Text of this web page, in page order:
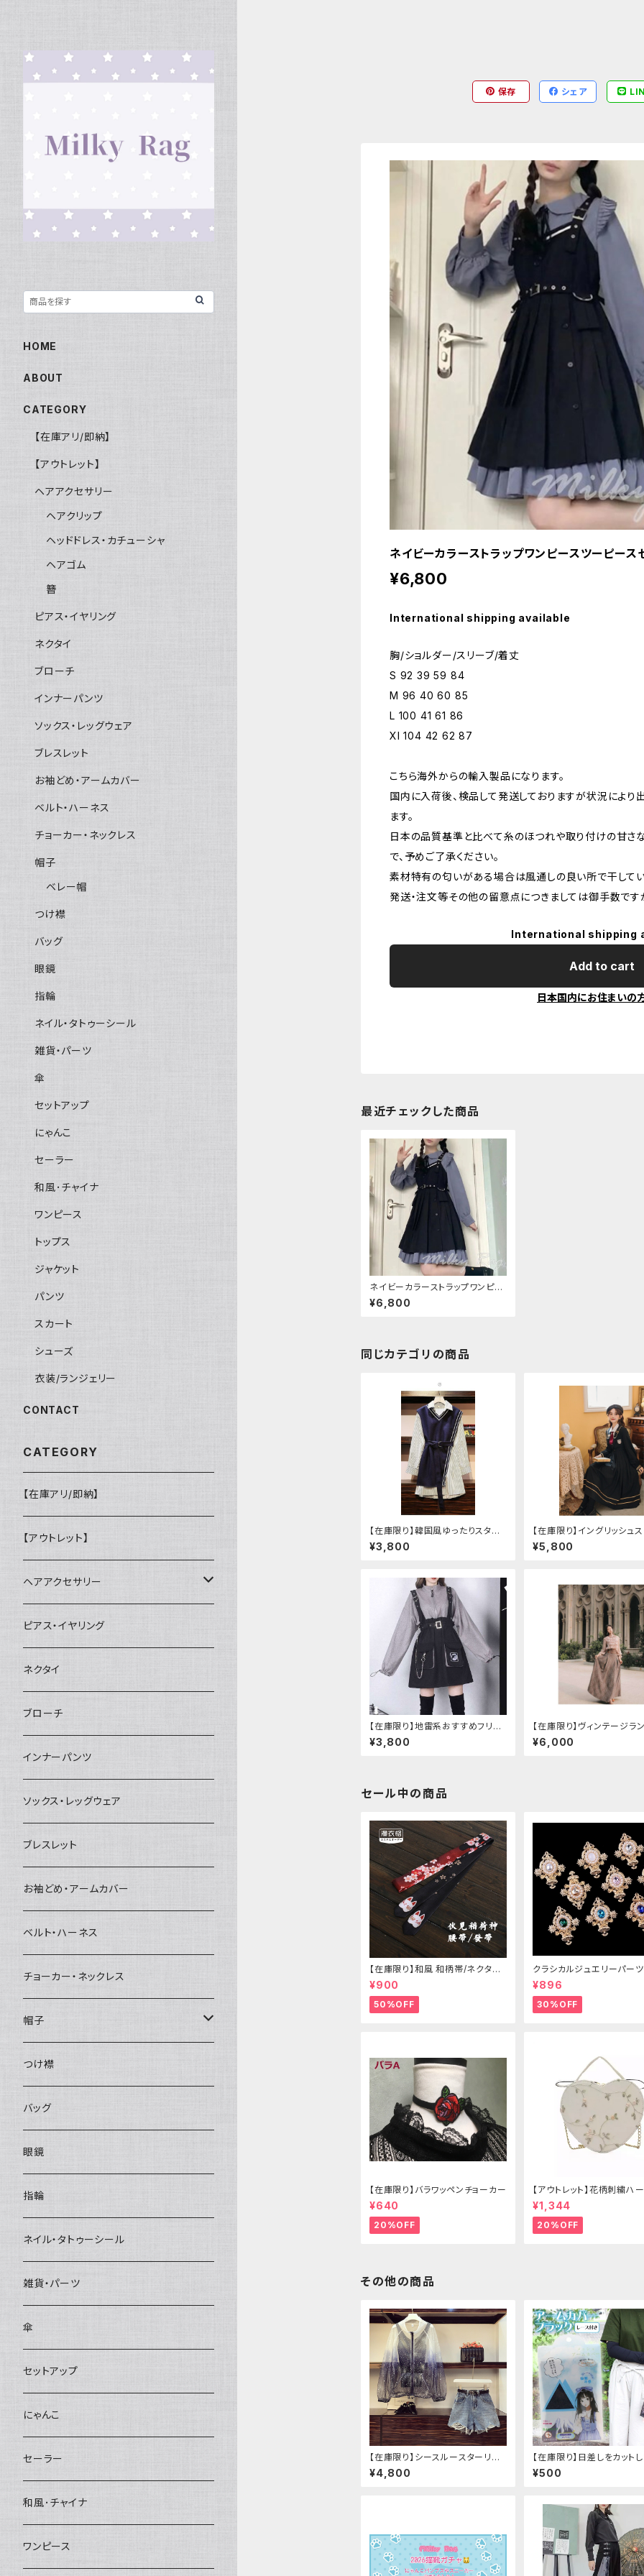
保存 シェア
ネイビーカラーストラップワンピースツーピース
¥6,800
International shipping available
胸/ショルダー/スリーブ/着丈
S 92 39 59 84
M 96 40 60 85
L 100 41 61 86
Xl 104 42 62 87
こちら海外からの輸入製品になります。
国内に入荷後、検品して発送しておりますが状況によ
ます。
日本の品質基準と比べて糸のほつれや取り付けの甘さ
で、予めご了承ください。
素材特有の匂いがある場合は風通しの良い所で干してい
発送・注文等その他の留意点につきましては御手数で
International shipping
Add to cart
日本国内にお住まいの
最近チェックした商品
ネイビーカラーストラップワンピー
スツーピースセットアップ
¥6,800
同じカテゴリの商品
【在庫限り】韓国風ゆったりスタイ
ルニットベスト ＋ ストライプシャツ
ベルト付き
¥3,800
【在庫限り】イングリッシュ
セットアップ
¥5,800
【在庫限り】地雷系おすすめフリー
スセットアップ ワンピース＋ウエス
トストラップベルト
¥3,800
【在庫限り】ヴィンテージラ
袖フリルブラウス＋チェック
エストスカートセット
¥6,000
セール中の商品
【在庫限り】和風 和柄帯/ネクタイ/
リボン（狐面/金魚
¥900
50%OFF
クラシカルジュエリーパーツ
¥896
30%OFF
【在庫限り】バラワッペンチョーカー
¥640
20%OFF
【アウトレット】花柄刺繍ハ
グ
¥1,344
20%OFF
その他の商品
【在庫限り】シースルースターリー
ジャケットデニムパンツセットアップ
¥4,800
【在庫限り】日差しをカット
手元もオシャレに♪ UVアー
バー ブラック レース付き
¥500
HOME
ABOUT
CATEGORY
【在庫アリ/即納】
【アウトレット】
ヘアアクセサリー
ヘアクリップ
ヘッドドレス・カチューシャ
ヘアゴム
簪
ピアス・イヤリング
ネクタイ
ブローチ
インナーパンツ
ソックス・レッグウェア
ブレスレット
お袖どめ・アームカバー
ベルト・ハーネス
チョーカー・ネックレス
帽子
ベレー帽
つけ襟
バッグ
眼鏡
指輪
ネイル・タトゥーシール
雑貨・パーツ
傘
セットアップ
にゃんこ
セーラー
和風･チャイナ
ワンピース
トップス
ジャケット
パンツ
スカート
シューズ
衣装/ランジェリー
CONTACT
CATEGORY
【在庫アリ/即納】
【アウトレット】
ヘアアクセサリー
ヘアクリップ
ヘッドドレス・カチューシャ
ヘアゴム
簪
ピアス・イヤリング
ネクタイ
ブローチ
インナーパンツ
ソックス・レッグウェア
ブレスレット
お袖どめ・アームカバー
ベルト・ハーネス
チョーカー・ネックレス
帽子
ベレー帽
つけ襟
バッグ
眼鏡
指輪
ネイル・タトゥーシール
雑貨・パーツ
傘
セットアップ
にゃんこ
セーラー
和風･チャイナ
ワンピース